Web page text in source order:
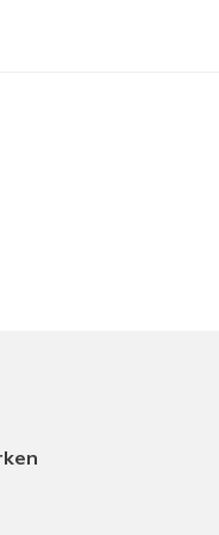
18-12-2025